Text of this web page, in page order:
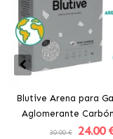
Blutive Arena para
Aglomerante
30.00 € 24.00